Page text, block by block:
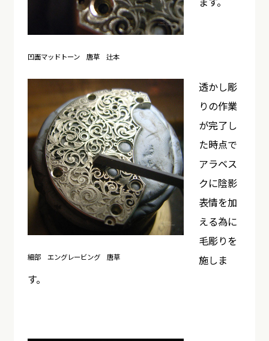
凹面マッドトーン 唐草 辻本
細部 エングレービング 唐草
透かし彫
りの作業
が完了し
た時点で
アラベス
クに陰影
表情を加
える為に
毛彫りを
施しま
す。